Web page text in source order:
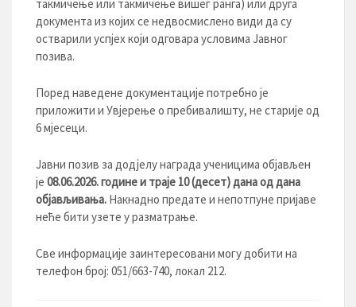
такмичење или такмичење вишег ранга) или друга
документа из којих се недвосмислено види да су
остварили успјех који одговара условима Јавног
позива.
Поред наведене документације потребно је
приложити и Увјерење о пребивалишту, не старије од
6 мјесеци.
Јавни позив за додјелу награда ученицима објављен
је 08.06.2026. године и траје 10 (десет)дана од дана
објављивања. Накнадно предате и непотпуне пријаве
неће бити узете у разматрање.
Све информације заинтересовани могу добити на
телефон број: 051/663-740, локал 212.